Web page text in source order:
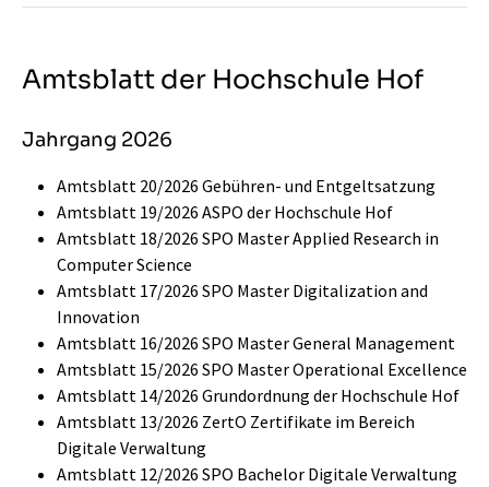
Amtsblatt der Hochschule Hof
Jahrgang 2026
Amtsblatt 20/2026 Gebühren- und Entgeltsatzung
Amtsblatt 19/2026 ASPO der Hochschule Hof
Amtsblatt 18/2026 SPO Master Applied Research in
Computer Science
Amtsblatt 17/2026 SPO Master Digitalization and
Innovation
Amtsblatt 16/2026 SPO Master General Management
Amtsblatt 15/2026 SPO Master Operational Excellence
Amtsblatt 14/2026 Grundordnung der Hochschule Hof
Amtsblatt 13/2026 ZertO Zertifikate im Bereich
Digitale Verwaltung
Amtsblatt 12/2026 SPO Bachelor Digitale Verwaltung